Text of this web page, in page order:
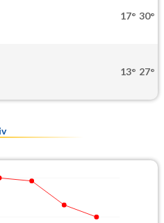
17° 30°
13° 27°